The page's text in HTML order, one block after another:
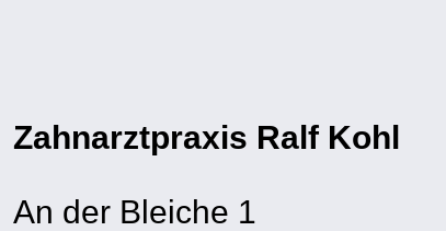
Zahnarztpraxis Ralf Kohl
An der Bleiche 1